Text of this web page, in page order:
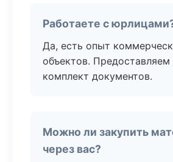
Работаете с
Да, есть опыт
объектов.
комплект документов.
Можно ли закупить
через вас?